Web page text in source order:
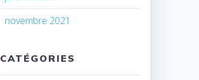
novembre 2021
CATÉGORIES